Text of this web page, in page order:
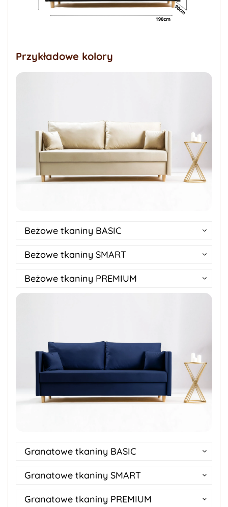
Przykładowe kolory
Beżowe tkaniny BASIC
Beżowe tkaniny SMART
Beżowe tkaniny PREMIUM
Granatowe tkaniny BASIC
Granatowe tkaniny SMART
Granatowe tkaniny PREMIUM